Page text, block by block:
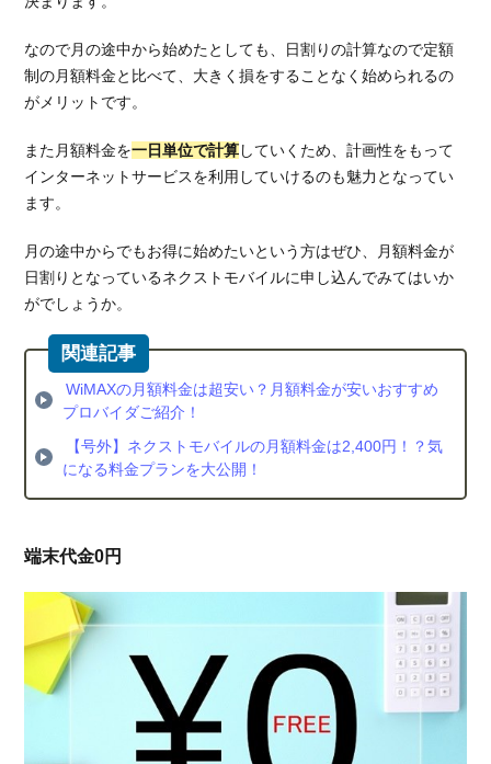
乗り換
えキャ
ンがお
Broad
WiMAX
ネク
スト
モバ
イル
と初
期費
用の
お安
すす
めモ
バイ
を比
較
4.1.
通信
速度
なので月の途中から始めたとしても、日割りの計算なので定額
制の月額料金と比べて、大きく損をすることなく始められるの
がメリットです。
また月額料金を一日単位で計算していくため、計画性をもって
インターネットサービスを利用していけるのも魅力となってい
ます。
月の途中からでもお得に始めたいという方はぜひ、月額料金が
日割りとなっているネクストモバイルに申し込んでみてはいか
がでしょうか。
WiMAXの月額料金は超安い？月額料金が安いおすすめ
プロバイダご紹介！
【号外】ネクストモバイルの月額料金は2,400円！？気
になる料金プランを大公開！
端末代金0円